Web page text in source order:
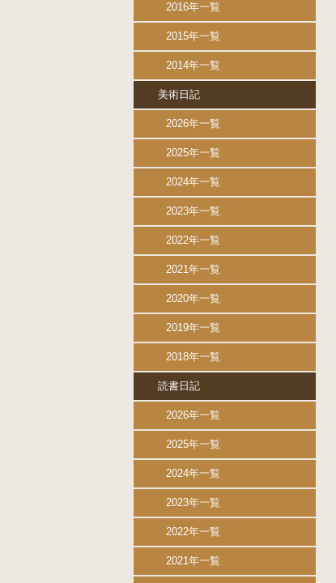
2016年一覧
2015年一覧
2014年一覧
美術日記
2026年一覧
2025年一覧
2024年一覧
2023年一覧
2022年一覧
2021年一覧
2020年一覧
2019年一覧
2018年一覧
読書日記
2026年一覧
2025年一覧
2024年一覧
2023年一覧
2022年一覧
2021年一覧